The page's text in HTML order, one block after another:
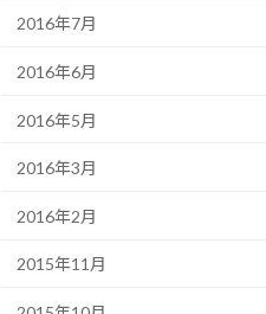
2016年7月
2016年6月
2016年5月
2016年3月
2016年2月
2015年11月